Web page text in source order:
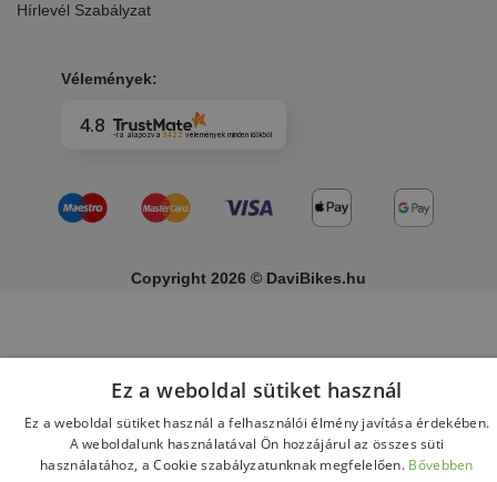
Hírlevél Szabályzat
Vélemények:
4.8 -ra alapozva 3422 véleményekminden időkből
Copyright 2026 © DaviBikes.hu
Ez a weboldal sütiket használ
Ez a weboldal sütiket használ a felhasználói élmény javítása érdekében.
A weboldalunk használatával Ön hozzájárul az összes süti
használatához, a Cookie szabályzatunknak megfelelően. Bővebben